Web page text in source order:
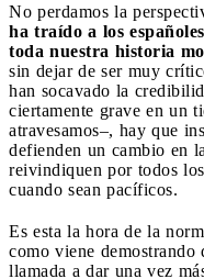
No perdamos la
ha traído a los
toda nuestra historia
sin dejar de ser muy
han socavado la
ciertamente grave en un
atravesamos–, hay que
defienden un cambio en
reivindiquen por todos
cuando sean pacíficos.
Es esta la hora de la
como viene demostrando
llamada a dar una vez